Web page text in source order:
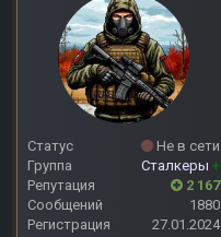
Статус
Не в сети
Группа
Сталкеры +
Репутация
2 167
Сообщений
1880
Регистрация
27.01.2024